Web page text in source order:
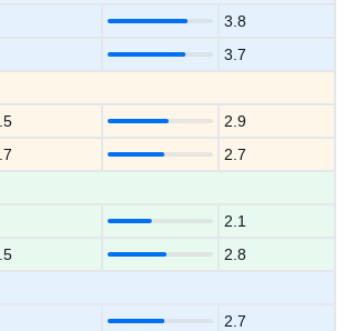
3.8
3.7
2.9
2.7
2.1
2.8
2.7